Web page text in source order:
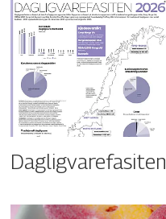
Dagligvarefasiten